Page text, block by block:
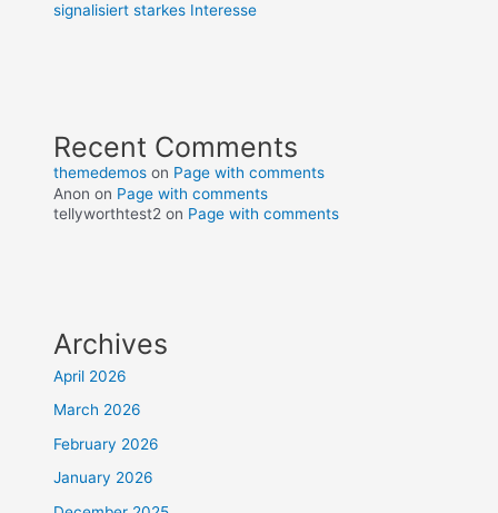
signalisiert starkes Interesse
Recent Comments
themedemos on Page with comments
Anon on Page with comments
tellyworthtest2 on Page with comments
Archives
April 2026
March 2026
February 2026
January 2026